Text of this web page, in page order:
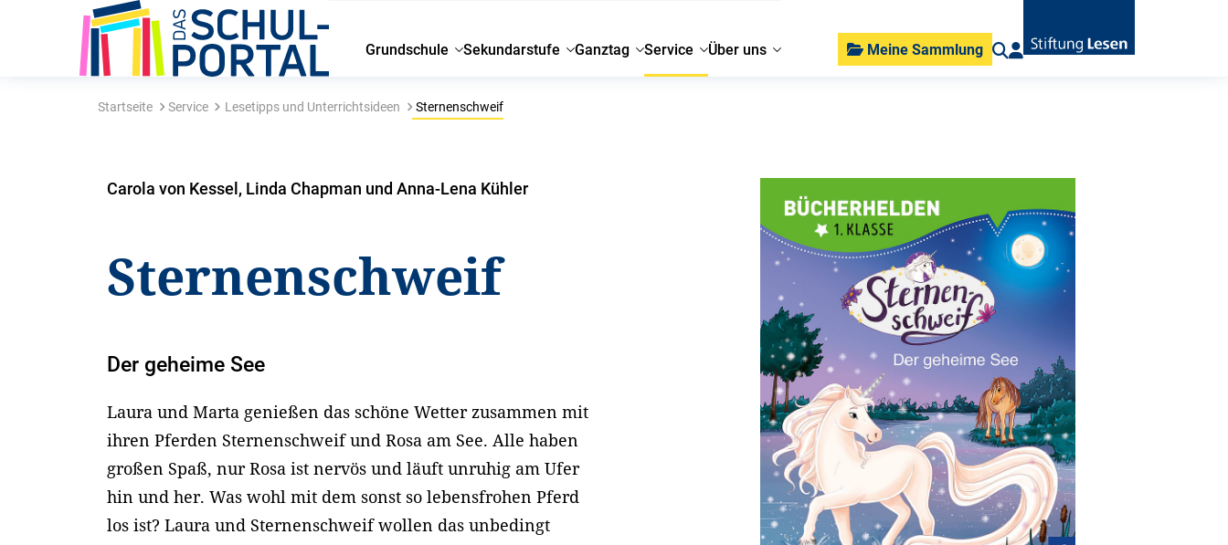
Grundschule Sekundarstufe Ganztag Service Über uns Meine Sammlung
Startseite Service Lesetipps und Unterrichtsideen Sternenschweif
Carola von Kessel, Linda Chapman und Anna-Lena Kühler
Sternenschweif
Der geheime See
Laura und Marta genießen das schöne Wetter zusammen mit
ihren Pferden Sternenschweif und Rosa am See. Alle haben
großen Spaß, nur Rosa ist nervös und läuft unruhig am Ufer
hin und her. Was wohl mit dem sonst so lebensfrohen Pferd
los ist? Laura und Sternenschweif wollen das unbedingt